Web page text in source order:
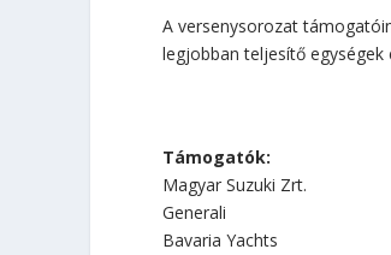
A versenysorozat
legjobban teljesítő egységek
Támogatók:
Magyar Suzuki Zrt.
Generali
Bavaria Yachts